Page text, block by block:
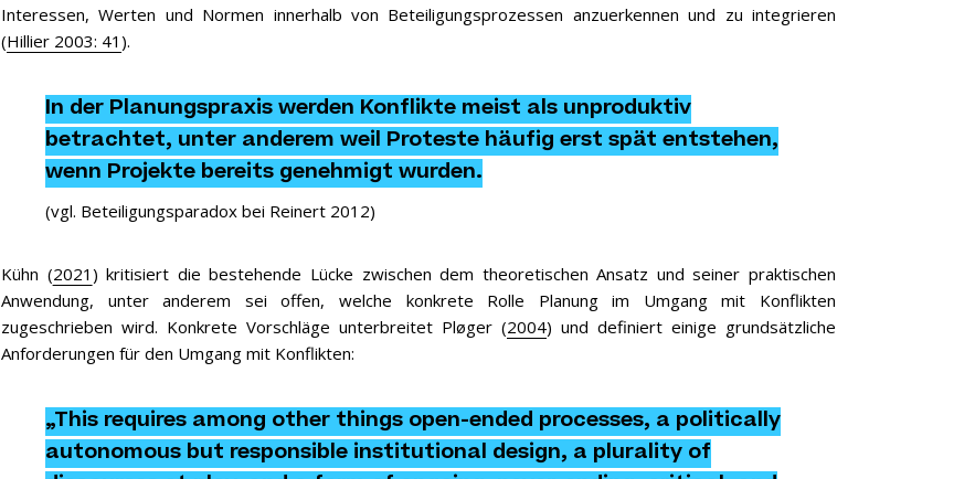
Interessen, Werten und Normen innerhalb von Beteiligungsprozessen anzuerkennen und zu integrieren
(Hillier 2003: 41 ).
In der Planungspraxis werden Konflikte meist als unproduktiv
betrachtet, unter anderem weil Proteste häufig erst spät entstehen,
wenn Projekte bereits genehmigt wurden.
(vgl. Beteiligungsparadox bei Reinert 2012)
Kühn (2021 ) kritisiert die bestehende Lücke zwischen dem theoretischen Ansatz und seiner praktischen
Anwendung, unter anderem sei offen, welche konkrete Rolle Planung im Umgang mit Konflikten
zugeschrieben wird. Konkrete Vorschläge unterbreitet Pløger (2004) und definiert einige grundsätzliche
Anforderungen für den Umgang mit Konflikten:
„This requires among other things open-ended processes, a politically
autonomous but responsible institutional design, a plurality of